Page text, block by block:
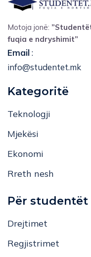
Motoja jonë:
fuqia e ndryshimit”
Email:
info@studentet.mk
Kategoritë
Teknologji
Mjekësi
Ekonomi
Rreth nesh
Për studentët
Drejtimet
Regjistrimet